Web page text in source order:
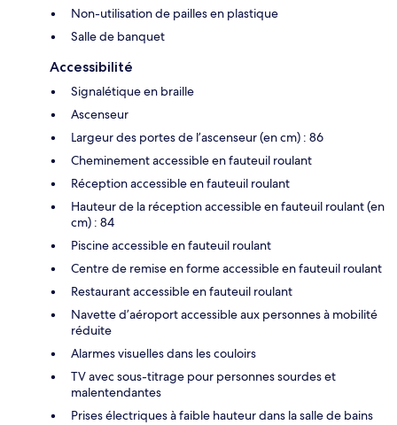
Non-utilisation de pailles en plastique
Salle de banquet
Accessibilité
Signalétique en braille
Ascenseur
Largeur des portes de l’ascenseur (en cm) : 86
Cheminement accessible en fauteuil roulant
Réception accessible en fauteuil roulant
Hauteur de la réception accessible en fauteuil roulant (en
cm) : 84
Piscine accessible en fauteuil roulant
Centre de remise en forme accessible en fauteuil roulant
Restaurant accessible en fauteuil roulant
Navette d’aéroport accessible aux personnes à mobilité
réduite
Alarmes visuelles dans les couloirs
TV avec sous-titrage pour personnes sourdes et
malentendantes
Prises électriques à faible hauteur dans la salle de bains